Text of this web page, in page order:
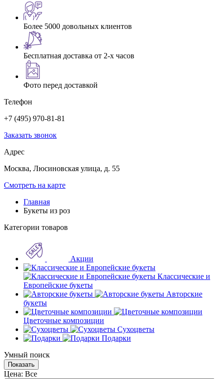
Более 5000 довольных клиентов
Бесплатная доставка от 2-х часов
Фото перед доставкой
Телефон
+7 (495) 970-81-81
Заказать звонок
Адрес
Москва, Люсиновская улица, д. 55
Смотреть на карте
Главная
Букеты из роз
Категории товаров
Акции
Классические и
Европейские букеты
Авторские
букеты
Цветочные композиции
Сухоцветы
Подарки
Умный поиск
Цена: Все